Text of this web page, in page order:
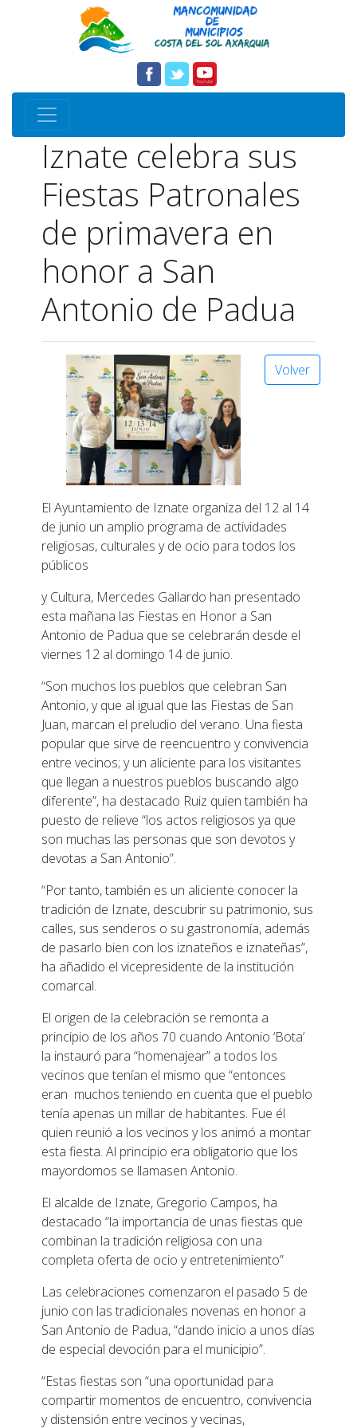
Iznate celebra sus
Fiestas Patronales
de primavera en
honor a San
Antonio de Padua
Volver
El Ayuntamiento de Iznate organiza del 12 al 14
de junio un amplio programa de actividades
religiosas, culturales y de ocio para todos los
públicos
y Cultura, Mercedes Gallardo han presentado
esta mañana las Fiestas en Honor a San
Antonio de Padua que se celebrarán desde el
viernes 12 al domingo 14 de junio.
“Son muchos los pueblos que celebran San
Antonio, y que al igual que las Fiestas de San
Juan, marcan el preludio del verano. Una fiesta
popular que sirve de reencuentro y convivencia
entre vecinos; y un aliciente para los visitantes
que llegan a nuestros pueblos buscando algo
diferente”, ha destacado Ruiz quien también ha
puesto de relieve “los actos religiosos ya que
son muchas las personas que son devotos y
devotas a San Antonio”.
“Por tanto, también es un aliciente conocer la
tradición de Iznate, descubrir su patrimonio, sus
calles, sus senderos o su gastronomía, además
de pasarlo bien con los iznateños e iznateñas”,
ha añadido el vicepresidente de la institución
comarcal.
El origen de la celebración se remonta a
principio de los años 70 cuando Antonio ‘Bota’
la instauró para “homenajear” a todos los
vecinos que tenían el mismo que “entonces
eran muchos teniendo en cuenta que el pueblo
tenía apenas un millar de habitantes. Fue él
quien reunió a los vecinos y los animó a montar
esta fiesta. Al principio era obligatorio que los
mayordomos se llamasen Antonio.
El alcalde de Iznate, Gregorio Campos, ha
destacado “la importancia de unas fiestas que
combinan la tradición religiosa con una
completa oferta de ocio y entretenimiento”
Las celebraciones comenzaron el pasado 5 de
junio con las tradicionales novenas en honor a
San Antonio de Padua, “dando inicio a unos días
de especial devoción para el municipio”.
“Estas fiestas son “una oportunidad para
compartir momentos de encuentro, convivencia
y distensión entre vecinos y vecinas,